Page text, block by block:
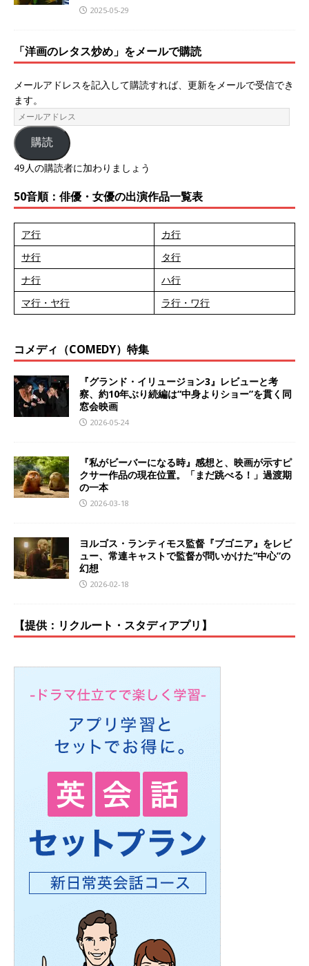
2025-05-29
「洋画のレタス炒め」をメールで購読
メールアドレスを記入して購読すれば、更新をメールで受信でき
ます。
購読
49人の購読者に加わりましょう
50音順：俳優・女優の出演作品一覧表
ア行
カ行
サ行
タ行
ナ行
ハ行
マ行・ヤ行
ラ行・ワ行
コメディ（COMEDY）特集
『グランド・イリュージョン3』レビューと考
察、約10年ぶり続編は“中身よりショー”を貫く同
窓会映画
2026-05-24
『私がビーバーになる時』感想と、映画が示すピ
クサー作品の現在位置。「まだ跳べる！」過渡期
の一本
2026-03-18
ヨルゴス・ランティモス監督『ブゴニア』をレビ
ュー、常連キャストで監督が問いかけた“中心”の
幻想
2026-02-18
【提供：リクルート・スタディアプリ】